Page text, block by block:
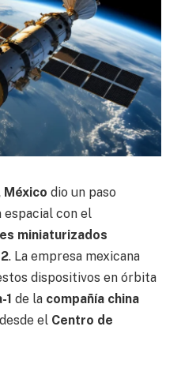
dio un paso
espacial con el
miniaturizados
. La empresa mexicana
dispositivos en órbita
1 de la compañía china
el Centro de